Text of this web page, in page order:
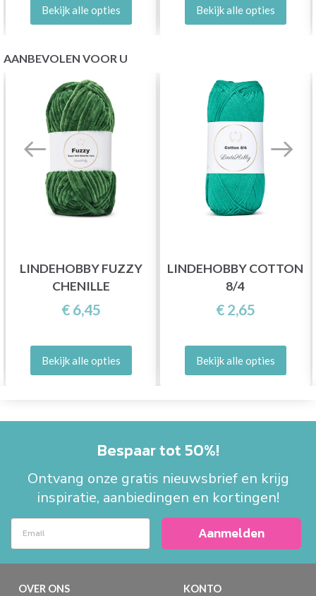
Bekijk alle opties Bekijk alle opties
AANBEVOLEN VOOR U
LINDEHOBBY FUZZY
CHENILLE
€ 6,45
Bekijk alle opties
LINDEHOBBY COTTON
8/4
€ 2,65
Bekijk alle opties
Bespaar tot 50%!
Ontvang onze gratis nieuwsbrief en krijg
inspiratie, aanbiedingen en kortingen!
Aanmelden
OVER ONS KONTO